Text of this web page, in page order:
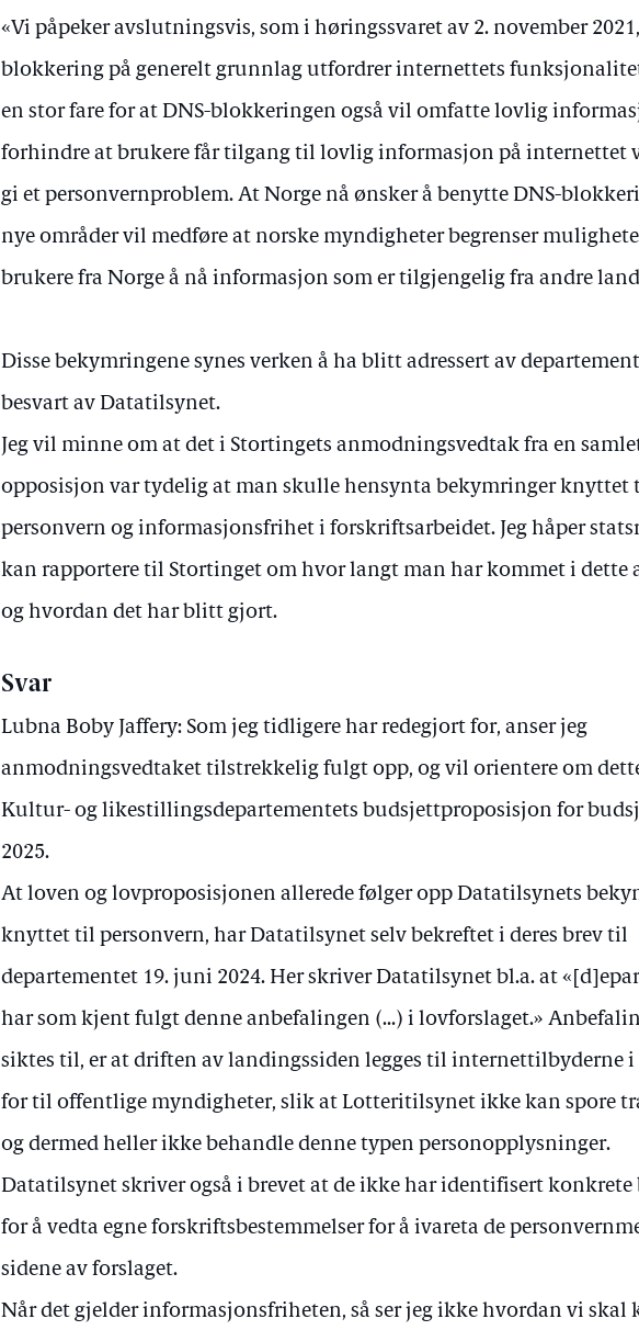
«Vi påpeker avslutningsvis, som i høringssvaret av 2. november
blokkering på generelt grunnlag utfordrer internettets
en stor fare for at DNS-blokkeringen også vil omfatte lovlig
forhindre at brukere får tilgang til lovlig informasjon på internettet
gi et personvernproblem. At Norge nå ønsker å benytte DNS-
nye områder vil medføre at norske myndigheter begrenser
brukere fra Norge å nå informasjon som er tilgjengelig fra andre
Disse bekymringene synes verken å ha blitt adressert av
besvart av Datatilsynet.
Jeg vil minne om at det i Stortingets anmodningsvedtak fra en
opposisjon var tydelig at man skulle hensynta bekymringer knyttet
personvern og informasjonsfrihet i forskriftsarbeidet. Jeg håper
kan rapportere til Stortinget om hvor langt man har kommet i dette
og hvordan det har blitt gjort.
Svar
Lubna Boby Jaffery: Som jeg tidligere har redegjort for, anser jeg
anmodningsvedtaket tilstrekkelig fulgt opp, og vil orientere om
Kultur- og likestillingsdepartementets budsjettproposisjon for
2025.
At loven og lovproposisjonen allerede følger opp Datatilsynets
knyttet til personvern, har Datatilsynet selv bekreftet i deres brev til
departementet 19. juni 2024. Her skriver Datatilsynet bl.a. at
har som kjent fulgt denne anbefalingen (…) i lovforslaget.»
siktes til, er at driften av landingssiden legges til internettilbyderne i
for til offentlige myndigheter, slik at Lotteritilsynet ikke kan spore
og dermed heller ikke behandle denne typen personopplysninger.
Datatilsynet skriver også i brevet at de ikke har identifisert konkrete
for å vedta egne forskriftsbestemmelser for å ivareta de
sidene av forslaget.
Når det gjelder informasjonsfriheten, så ser jeg ikke hvordan vi skal